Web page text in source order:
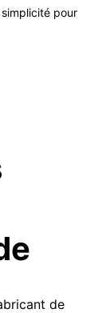
pour
de